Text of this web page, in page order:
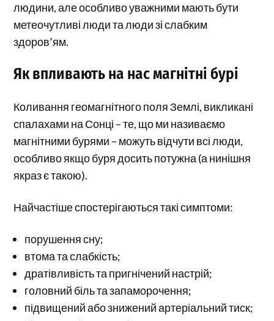
людини, але особливо уважними мають бути
метеочутливі люди та люди зі слабким
здоров’ям.
Як впливають на нас магнітні бурі
Коливання геомагнітного поля Землі, викликані
спалахами на Сонці – те, що ми називаємо
магнітними бурями – можуть відчути всі люди,
особливо якщо буря досить потужна (а нинішня
якраз є такою).
Найчастіше спостерігаються такі симптоми:
порушення сну;
втома та слабкість;
дратівливість та пригнічений настрій;
головний біль та запаморочення;
підвищений або знижений артеріальний тиск;